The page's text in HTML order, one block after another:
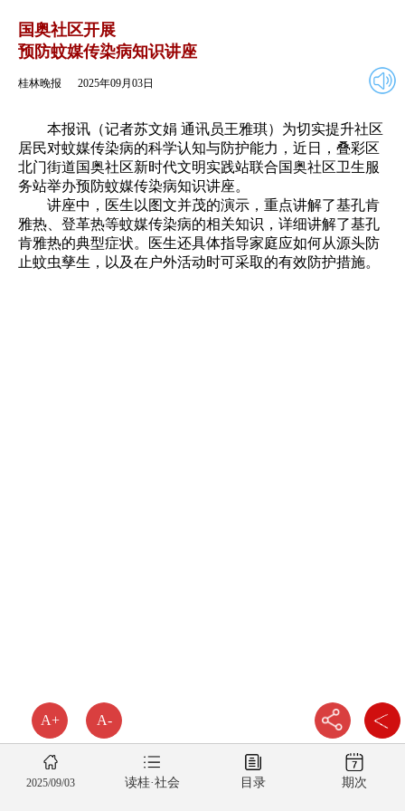
A+ A-
国奥社区开展
预防蚊媒传染病知识讲座
桂林晚报 2025年09月03日
本报讯（记者苏文娟 通讯员王雅琪）为切实提升社区
居民对蚊媒传染病的科学认知与防护能力，近日，叠彩区
北门街道国奥社区新时代文明实践站联合国奥社区卫生服
务站举办预防蚊媒传染病知识讲座。
讲座中，医生以图文并茂的演示，重点讲解了基孔肯
雅热、登革热等蚊媒传染病的相关知识，详细讲解了基孔
肯雅热的典型症状。医生还具体指导家庭应如何从源头防
止蚊虫孳生，以及在户外活动时可采取的有效防护措施。
2025/09/03 读桂·社会 目录 期次